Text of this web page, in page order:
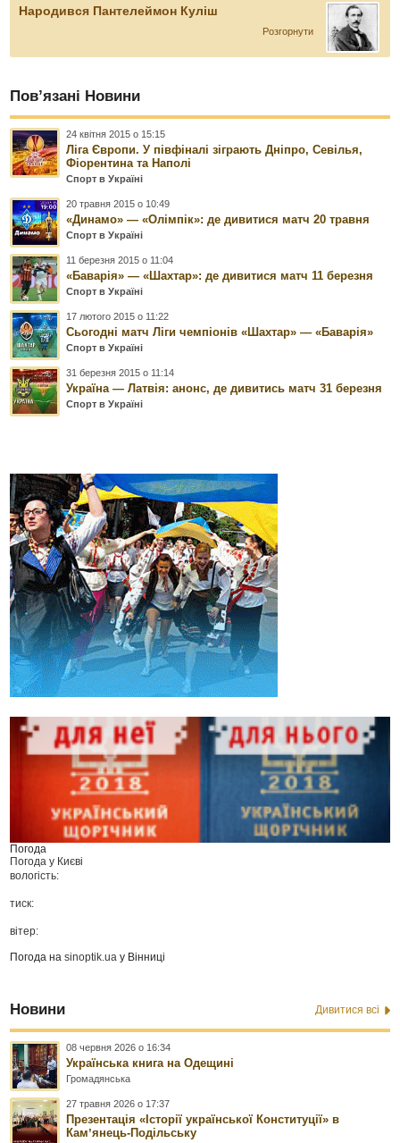
Народився Пантелеймон Куліш
Розгорнути
Пов’язані Новини
24 квітня 2015 о 15:15
Ліга Європи. У півфіналі зіграють Дніпро, Севілья,
Фіорентина та Наполі
Спорт в Україні
20 травня 2015 о 10:49
«Динамо» — «Олімпік»: де дивитися матч 20 травня
Спорт в Україні
11 березня 2015 о 11:04
«Баварія» — «Шахтар»: де дивитися матч 11 березня
Спорт в Україні
17 лютого 2015 о 11:22
Сьогодні матч Ліги чемпіонів «Шахтар» — «Баварія»
Спорт в Україні
31 березня 2015 о 11:14
Україна — Латвія: анонс, де дивитись матч 31 березня
Спорт в Україні
Погода
Погода у Києві
вологість:
тиск:
вітер:
Погода наsinoptik.ua у Вінниці
Новини Дивитися всі
08 червня 2026 о 16:34
Українська книга на Одещині
Громадянська
27 травня 2026 о 17:37
Презентація «Історії української Конституції» в
Камʼянець-Подільську